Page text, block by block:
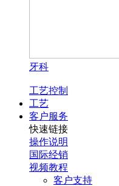
牙科
工艺控制
工艺
客户服务
快速链接
操作说明
国际经销
视频教程
客户支持